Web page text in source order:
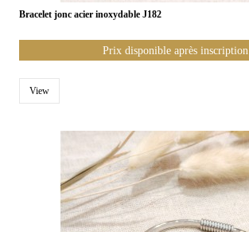
Bracelet jonc acier inoxydable J182
Prix disponible après inscription
View